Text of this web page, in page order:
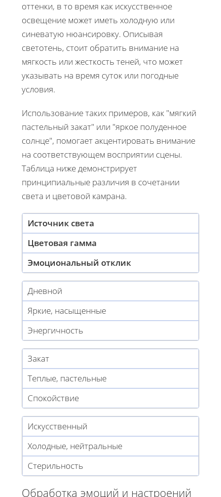
оттенки, в то время как искусственное
освещение может иметь холодную или
синеватую нюансировку. Описывая
светотень, стоит обратить внимание на
мягкость или жесткость теней, что может
указывать на время суток или погодные
условия.
Использование таких примеров, как "мягкий
пастельный закат" или "яркое полуденное
солнце", помогает акцентировать внимание
на соответствующем восприятии сцены.
Таблица ниже демонстрирует
принципиальные различия в сочетании
света и цветовой камрана.
Источник света
Цветовая гамма
Эмоциональный отклик
Дневной
Яркие, насыщенные
Энергичность
Закат
Теплые, пастельные
Спокойствие
Искусственный
Холодные, нейтральные
Стерильность
Обработка эмоций и настроений